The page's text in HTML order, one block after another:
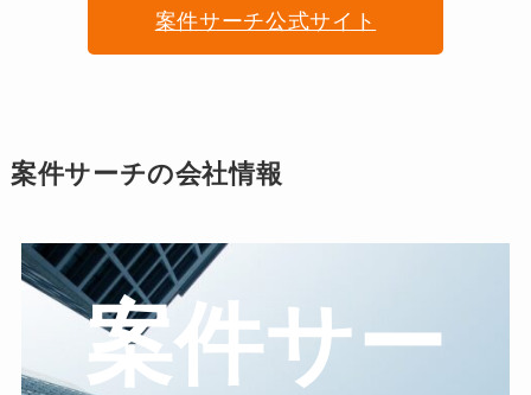
案件サーチ公式サイト
案件サーチの会社情報
案件サー